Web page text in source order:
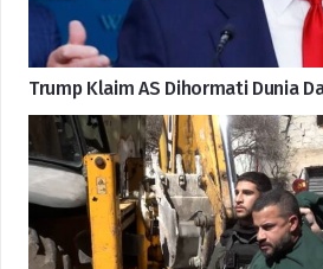
Trump Klaim AS Dihormati Dunia